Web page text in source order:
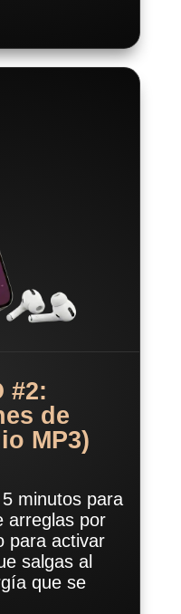
#2:
de
MP3)
minutos para
arreglas por
para activar
salgas al
que se